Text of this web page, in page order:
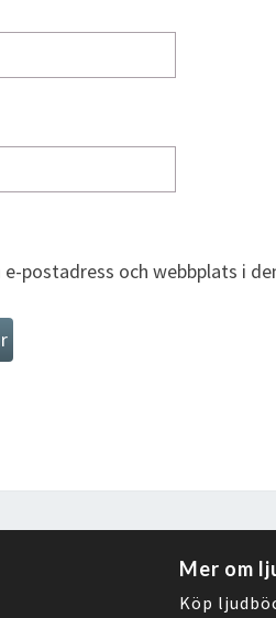
postadress och webbplats i
Mer om
Köp